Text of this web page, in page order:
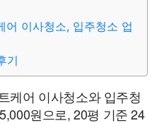
어 이사청소, 입주청소 업
기
케어 이사청소와 입주청
원으로, 20평 기준 24